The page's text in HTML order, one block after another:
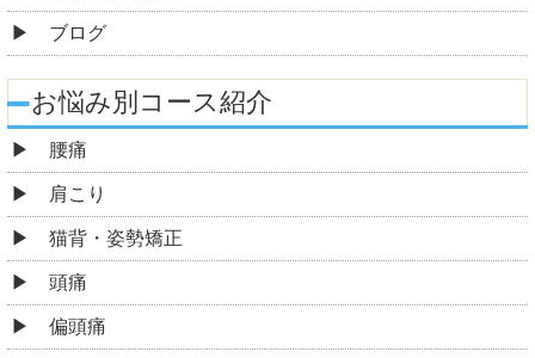
ブログ
お悩み別コース紹介
腰痛
肩こり
猫背・姿勢矯正
頭痛
偏頭痛